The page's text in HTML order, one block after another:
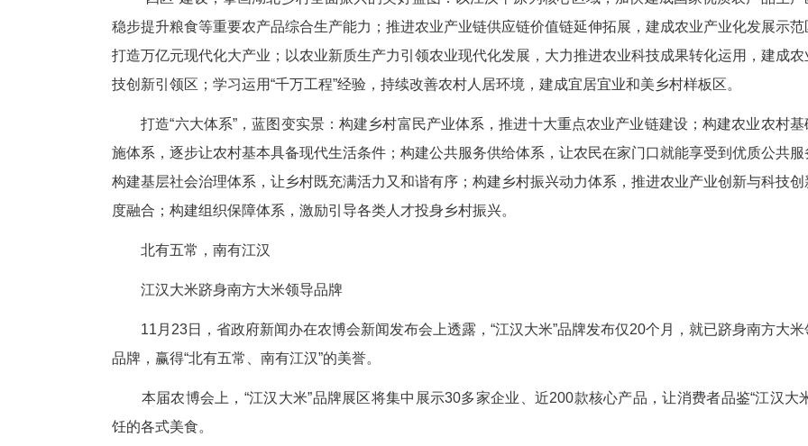
位，较“十三五”末增长29.2%。粮食总产连续12年达500亿斤以上，近4年年均产量
安全底线，充实华中荆楚粮仓。
省委农办主任，省农业农村厅党组书记、厅长张桂华接受湖北日报专访时表示，
着力打造“六大体系”，让新时代鱼米之乡焕发新活力，为支点建设奠定坚实基础。
“四区”建设，擘画湖北乡村全面振兴的美好蓝图：以江汉平原为核心区域，加
稳步提升粮食等重要农产品综合生产能力；推进农业产业链供应链价值链延伸拓展
打造万亿元现代化大产业；以农业新质生产力引领农业现代化发展，大力推进农业
技创新引领区；学习运用“千万工程”经验，持续改善农村人居环境，建成宜居宜业
打造“六大体系”，蓝图变实景：构建乡村富民产业体系，推进十大重点农业产业
施体系，逐步让农村基本具备现代生活条件；构建公共服务供给体系，让农民在家